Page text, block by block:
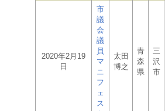
2020年2月19
日
市
議
会
議
員
マ
ニ
フ
ェ
ス
太田
博之
青
森
県
三
沢
市